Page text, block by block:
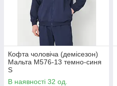
Кофта чоловіча (демісезон)
Мальта М576-13 темно-синя
S
В наявності 32 од.